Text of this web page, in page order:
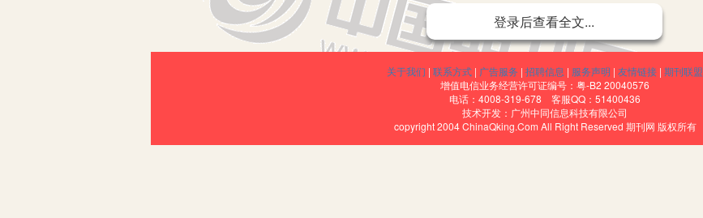
关键词：初中音乐 课堂问题 干预方向
登录后查看全文...
关于我们 | 联系方式 | 广告服务 | 招聘信息 | 服务声明 | 友情链接 | 期刊联盟
增值电信业务经营许可证编号：粤-B2 20040576
电话：4008-319-678 客服QQ：51400436
技术开发：广州中同信息科技有限公司
copyright 2004 ChinaQking.Com All Right Reserved 期刊网 版权所有